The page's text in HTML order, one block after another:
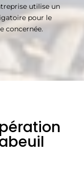
utilise un
pour le
concernée.